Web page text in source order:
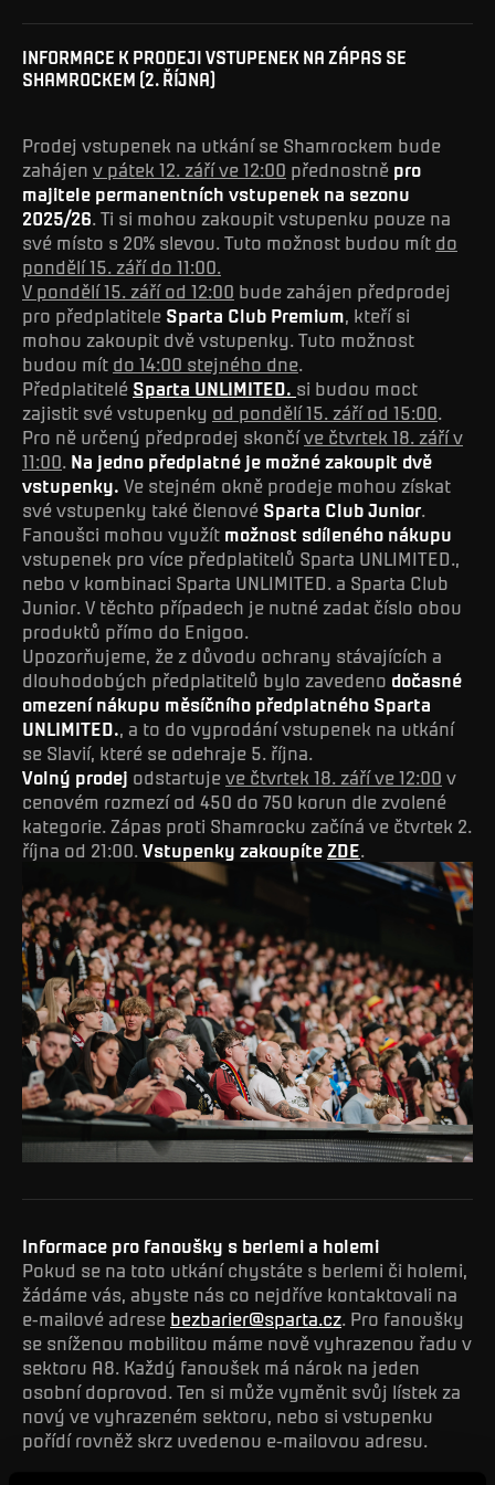
INFORMACE K PRODEJI VSTUPENEK NA ZÁPAS SE
SHAMROCKEM (2. ŘÍJNA)
Prodej vstupenek na utkání se Shamrockem bude
zahájen v pátek 12. září ve 12:00 přednostně pro
majitele permanentních vstupenek na sezonu
2025/26. Ti si mohou zakoupit vstupenku pouze na
své místo s 20% slevou. Tuto možnost budou mít do
pondělí 15. září do 11:00.
V pondělí 15. září od 12:00 bude zahájen předprodej
pro předplatitele Sparta Club Premium, kteří si
mohou zakoupit dvě vstupenky. Tuto možnost
budou mít do 14:00 stejného dne.
Předplatitelé Sparta UNLIMITED. si budou moct
zajistit své vstupenky od pondělí 15. září od 15:00.
Pro ně určený předprodej skončíve čtvrtek 18. září v
11:00. Na jedno předplatné je možné zakoupit dvě
vstupenky. Ve stejném okně prodeje mohou získat
své vstupenky také členové Sparta Club Junior.
Fanoušci mohou využít možnost sdíleného nákupu
vstupenek pro více předplatitelů Sparta UNLIMITED.,
nebo v kombinaci Sparta UNLIMITED. a Sparta Club
Junior. V těchto případech je nutné zadat číslo obou
produktů přímo do Enigoo.
Upozorňujeme, že z důvodu ochrany stávajících a
dlouhodobých předplatitelů bylo zavedeno dočasné
omezení nákupu měsíčního předplatného Sparta
UNLIMITED., a to do vyprodání vstupenek na utkání
se Slavií, které se odehraje 5. října.
Volný prodej odstartujeve čtvrtek 18. září ve 12:00 v
cenovém rozmezí od 450 do 750 korun dle zvolené
kategorie. Zápas proti Shamrocku začíná ve čtvrtek 2.
října od 21:00.Vstupenky zakoupíteZDE.
Informace pro fanoušky s berlemi a holemi
Pokud se na toto utkání chystáte s berlemi či holemi,
žádáme vás, abyste nás co nejdříve kontaktovali na
e-mailové adrese bezbarier@sparta.cz. Pro fanoušky
se sníženou mobilitou máme nově vyhrazenou řadu v
sektoru A8. Každý fanoušek má nárok na jeden
osobní doprovod. Ten si může vyměnit svůj lístek za
nový ve vyhrazeném sektoru, nebo si vstupenku
pořídí rovněž skrz uvedenou e-mailovou adresu.